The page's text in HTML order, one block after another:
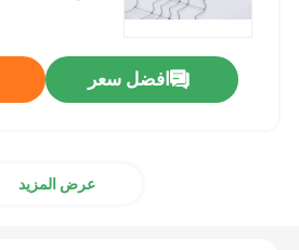
قماش منسوج من الأسلاك
سياج من الأسلاك المعدنية
افضل سعر
عرض المزيد